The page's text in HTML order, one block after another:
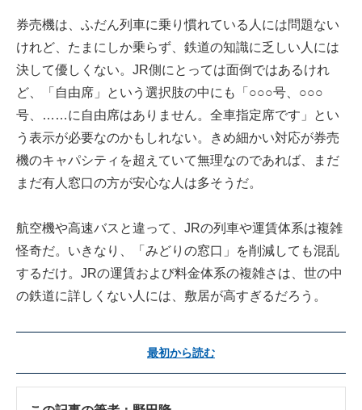
券売機は、ふだん列車に乗り慣れている人には問題ない
けれど、たまにしか乗らず、鉄道の知識に乏しい人には
決して優しくない。JR側にとっては面倒ではあるけれ
ど、「自由席」という選択肢の中にも「○○○号、○○○
号、……に自由席はありません。全車指定席です」とい
う表示が必要なのかもしれない。きめ細かい対応が券売
機のキャパシティを超えていて無理なのであれば、まだ
まだ有人窓口の方が安心な人は多そうだ。
航空機や高速バスと違って、JRの列車や運賃体系は複雑
怪奇だ。いきなり、「みどりの窓口」を削減しても混乱
するだけ。JRの運賃および料金体系の複雑さは、世の中
の鉄道に詳しくない人には、敷居が高すぎるだろう。
最初から読む